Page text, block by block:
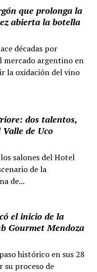
que prolonga la
abierta la botella
décadas por
mercado argentino en
la oxidación del vino
dos talentos,
de Uco
salones del Hotel
de la
de...
el inicio de la
Gourmet Mendoza
histórico en sus 28
su proceso de